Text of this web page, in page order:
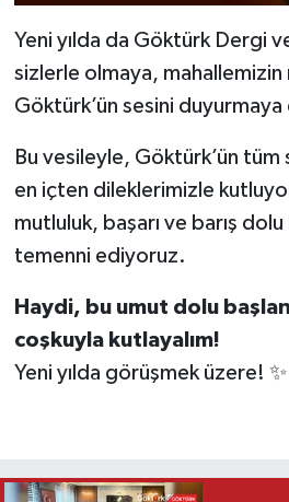
Yeni yılda da Göktürk Dergi
sizlerle olmaya, mahallemizin
Göktürk’ün sesini
Bu vesileyle, Göktürk’ün tüm
en içten dileklerimizle
mutluluk, başarı ve barış dolu
temenni ediyoruz.
Haydi, bu umut dolu
coşkuyla kutlayalım!
Yeni yılda görüşmek üzere! ✨